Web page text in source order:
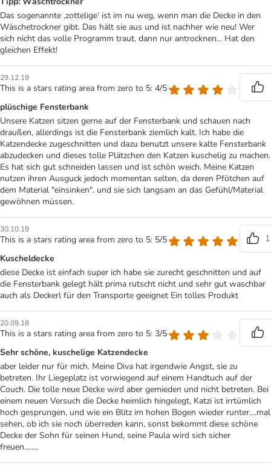
Das sogenannte ‚zottelige‘ ist im nu weg, wenn man die Decke in den
Wäschetrockner gibt. Das hält sie aus und ist nachher wie neu! Wer
sich nicht das volle Programm traut, dann nur antrocknen... Hat den
gleichen Effekt!
29.12.19
This is a stars rating area from zero to 5: 4/5
plüschige Fensterbank
Unsere Katzen sitzen gerne auf der Fensterbank und schauen nach
draußen, allerdings ist die Fensterbank ziemlich kalt. Ich habe die
Katzendecke zugeschnitten und dazu benutzt unsere kalte Fensterbank
abzudecken und dieses tolle Plätzchen den Katzen kuschelig zu machen.
Es hat sich gut schneiden lassen und ist schön weich. Meine Katzen
nutzen ihren Ausguck jedoch momentan selten, da deren Pfötchen auf
dem Material "einsinken". und sie sich langsam an das Gefühl/Material
gewöhnen müssen.
30.10.19
This is a stars rating area from zero to 5: 5/5
1
Kuscheldecke
diese Decke ist einfach super ich habe sie zurecht geschnitten und auf
die Fensterbank gelegt hält prima rutscht nicht und sehr gut waschbar
auch als Deckerl für den Transporte geeignet Ein tolles Produkt
20.09.18
This is a stars rating area from zero to 5: 3/5
Sehr schöne, kuschelige Katzendecke
aber leider nur für mich. Meine Diva hat irgendwie Angst, sie zu
betreten. Ihr Liegeplatz ist vorwiegend auf einem Handtuch auf der
Couch. Die tolle neue Decke wird aber gemieden und nicht betreten. Bei
einem neuen Versuch die Decke heimlich hingelegt, Katzi ist irrtümlich
hoch gesprungen, und wie ein Blitz im hohen Bogen wieder runter....mal
sehen, ob ich sie noch überreden kann, sonst bekommt diese schöne
Decke der Sohn für seinen Hund, seine Paula wird sich sicher
freuen........